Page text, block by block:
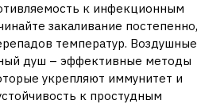
к инфекционным
закаливание постепенно,
температур. Воздушные
душ – эффективные методы
укрепляют иммунитет и
к простудным